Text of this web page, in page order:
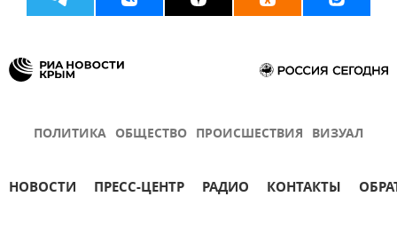
ПОЛИТИКА ОБЩЕСТВО ПРОИСШЕСТВИЯ ВИЗУАЛ
НОВОСТИ ПРЕСС-ЦЕНТР РАДИО КОНТАКТЫ